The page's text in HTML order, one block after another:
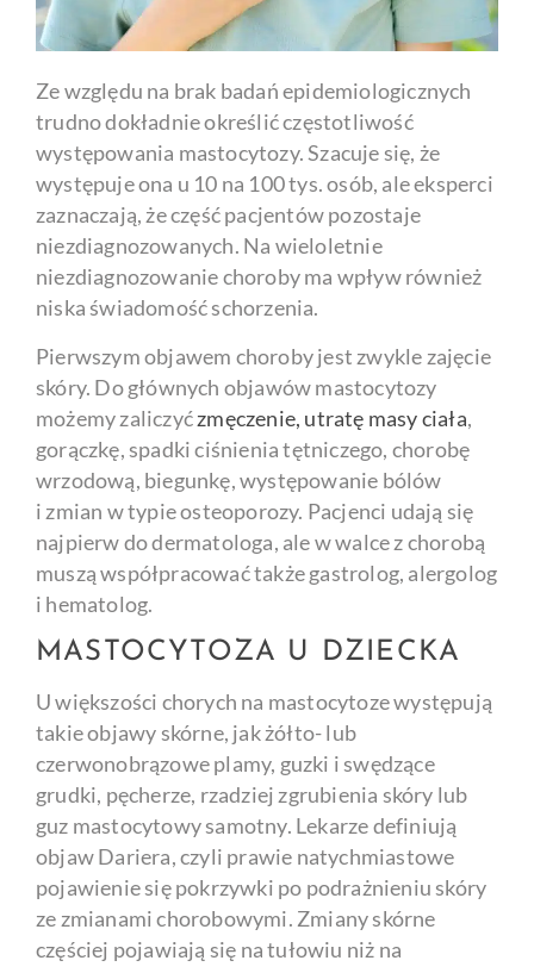
Ze względu na brak badań epidemiologicznych
trudno dokładnie określić częstotliwość
występowania mastocytozy. Szacuje się, że
występuje ona u 10 na 100 tys. osób, ale eksperci
zaznaczają, że część pacjentów pozostaje
niezdiagnozowanych. Na wieloletnie
niezdiagnozowanie choroby ma wpływ również
niska świadomość schorzenia.
Pierwszym objawem choroby jest zwykle zajęcie
skóry. Do głównych objawów mastocytozy
możemy zaliczyćzmęczenie, utratę masy ciała,
gorączkę, spadki ciśnienia tętniczego, chorobę
wrzodową, biegunkę, występowanie bólów
i zmian w typie osteoporozy. Pacjenci udają się
najpierw do dermatologa, ale w walce z chorobą
muszą współpracować także gastrolog, alergolog
i hematolog.
MASTOCYTOZA U DZIECKA
U większości chorych na mastocytoze występują
takie objawy skórne, jak żółto- lub
czerwonobrązowe plamy, guzki i swędzące
grudki, pęcherze, rzadziej zgrubienia skóry lub
guz mastocytowy samotny. Lekarze definiują
objaw Dariera, czyli prawie natychmiastowe
pojawienie się pokrzywki po podrażnieniu skóry
ze zmianami chorobowymi. Zmiany skórne
częściej pojawiają się na tułowiu niż na